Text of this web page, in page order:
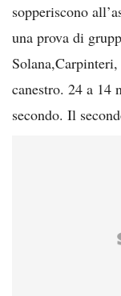
sopperiscono
una prova di
canestro. 24 a 14
secondo. Il